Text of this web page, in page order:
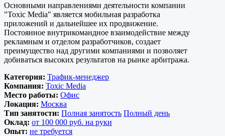
Основными направлениями деятельности компании
"Toxic Media" является мобильная разработка
приложений и дальнейшее их продвижение.
Постоянное внутрикомандное взаимодействие между
рекламным и отделом разработчиков, создает
преимущество над другими компаниями и позволяет
добиваться высоких результатов на рынке арбитража.
Категория: Трафик-менеджер
Компания: Toxic Media
Место работы: Офис
Локация: Москва
Тип занятости: Полная занятость Полный день
Оклад: от 100 000 руб. на руки
Опыт: не требуется